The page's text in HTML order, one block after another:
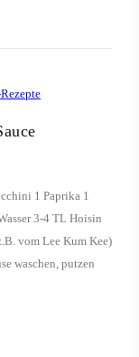
1 Paprika 1
3-4 TL Hoisin
vom Lee Kum Kee)
waschen, putzen